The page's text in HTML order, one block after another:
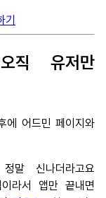
직 유저만
에 어드민 페이지와
말 신나더라고요
라서 앱만 끝내면